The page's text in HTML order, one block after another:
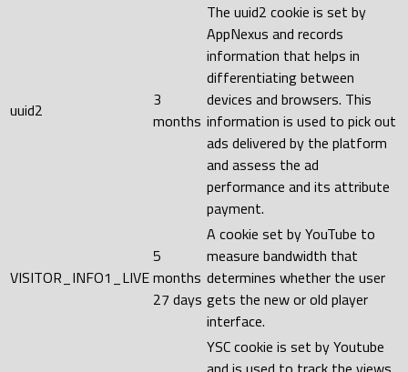
uuid2
3
months
The uuid2 cookie is set by
AppNexus and records
information that helps in
differentiating between
devices and browsers. This
information is used to pick out
ads delivered by the platform
and assess the ad
performance and its attribute
payment.
VISITOR_INFO1_LIVE
5
months
27 days
A cookie set by YouTube to
measure bandwidth that
determines whether the user
gets the new or old player
interface.
YSC cookie is set by Youtube